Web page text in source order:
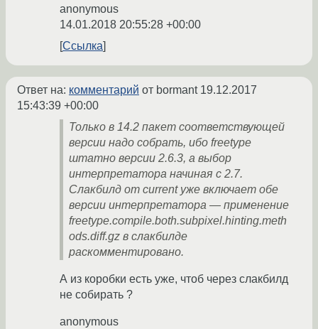
anonymous
14.01.2018 20:55:28 +00:00
Ссылка
Ответ на: комментарий от bormant 19.12.2017
15:43:39 +00:00
Только в 14.2 пакет соответствующей
версии надо собрать, ибо freetype
штатно версии 2.6.3, а выбор
интерпретатора начиная с 2.7.
Слакбилд от current уже включает обе
версии интерпретатора — применение
freetype.compile.both.subpixel.hinting.meth
ods.diff.gz в слакбилде
раскомментировано.
А из коробки есть уже, чтоб через слакбилд
не собирать ?
anonymous